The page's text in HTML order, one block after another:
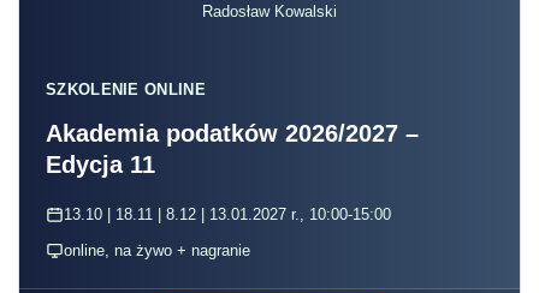
Radosław Kowalski
SZKOLENIE ONLINE
Akademia podatków 2026/2027 –
Edycja 11
13.10 | 18.11 | 8.12 | 13.01.2027 r., 10:00-15:00
online, na żywo + nagranie